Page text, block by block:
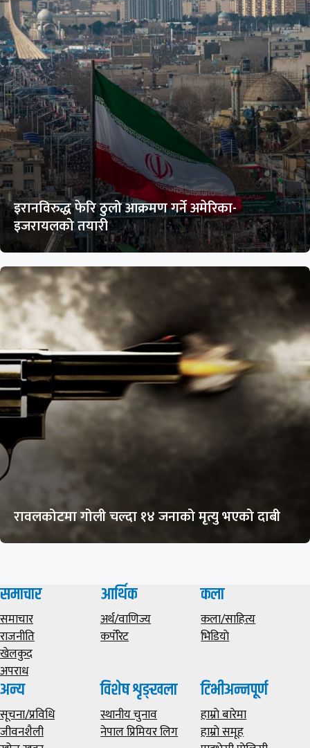
इरानविरुद्ध फेरि ठुलो आक्रमण गर्ने अमेरिका-
इजरायलको तयारी
रावलकोटमा गोली चल्दा १४ जनाको मृत्यु भएको दाबी
समाचार
समाचार
राजनीति
खेलकुद
अपराध
आर्थिक
अर्थ/वाणिज्य
कर्पोरेट
कला
कला/साहित्य
भिडियाे
अन्य
सूचना/प्रविधि
जीवनशैली
विशेष शृङ्खला
स्थानीय चुनाव
नेपाल प्रिमियर लिग
टिभीअन्नपूर्ण
हाम्राे बारेमा
हाम्राे समूह